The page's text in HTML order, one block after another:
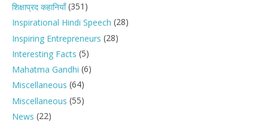
शिक्षाप्रद कहानियाँ(351)
Inspirational Hindi Speech (28)
Inspiring Entrepreneurs (28)
Interesting Facts (5)
Mahatma Gandhi (6)
Miscellaneous (64)
Miscellaneous (55)
News (22)